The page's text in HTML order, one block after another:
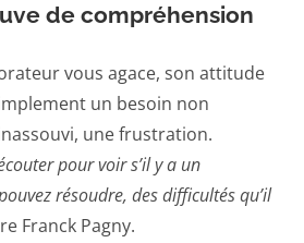
de compréhension
vous agace, son attitude
un besoin non
une frustration.
pour voir s’il y a un
résoudre, des difficultés qu’il
Franck Pagny.